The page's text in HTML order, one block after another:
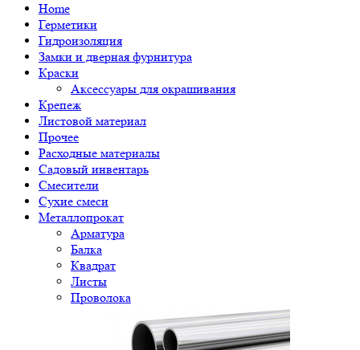
Home
Герметики
Гидроизоляция
Замки и дверная фурнитура
Краски
Аксессуары для окрашивания
Крепеж
Листовой материал
Прочее
Расходные материалы
Садовый инвентарь
Смесители
Сухие смеси
Металлопрокат
Арматура
Балка
Квадрат
Листы
Проволока